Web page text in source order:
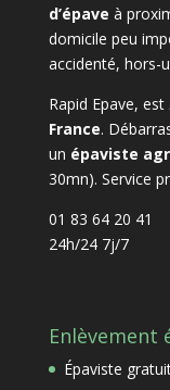
d’épave à
domicile peu
accidenté, hors-
Rapid Epave, est
France.
un épaviste
30mn). Service
01 83 64 20 41
24h/24 7j/7
Enlèvement
Épaviste